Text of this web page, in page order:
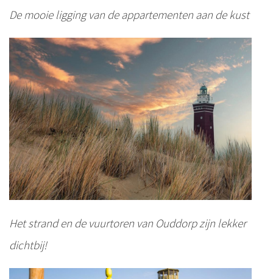
De mooie ligging van de appartementen aan de kust
Het strand en de vuurtoren van Ouddorp zijn lekker
dichtbij!